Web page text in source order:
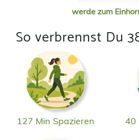
werde zum
So verbrennst Du
127 Min Spazieren 40